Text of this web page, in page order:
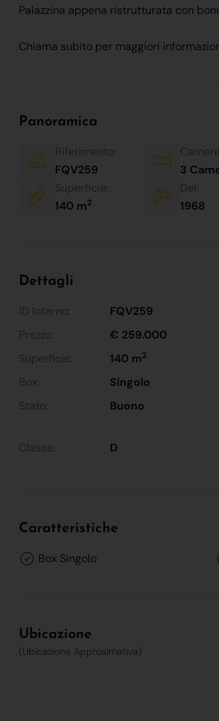
Palazzina appena ristrutturata con
Chiama subito per maggiori
Panoramica
Riferimento:
FQV259
3
Superficie:
140 m2
Del:
1968
Dettagli
ID Interno: FQV259
Prezzo:
€ 259.000
Superficie:
140 m2
Box:
Singolo
Stato:
Buono
Classe:
D
Caratteristiche
Box Singolo
Ubicazione
(Ubicazione Approsimativa)